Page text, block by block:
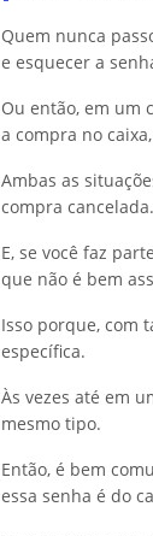
Quem nunca
e esquecer a
Ou então, em um
a compra no
Ambas as
compra cancelada.
E, se você faz
que não é bem
Isso porque, com
específica.
Às vezes até em
mesmo tipo.
Então, é bem
essa senha é do